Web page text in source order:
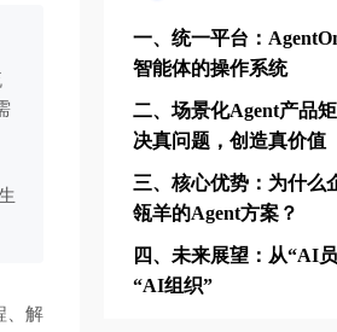
、解
一、统一平台：
智能体的操作系统
二、场景化Agent产品
决真问题，创造真价值
三、核心优势：为什么
瓴羊的Agent方案？
四、未来展望：从“AI
“AI组织”